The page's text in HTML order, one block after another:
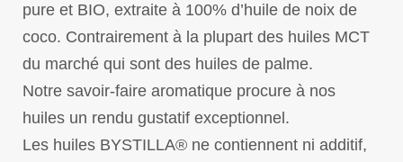
pure et BIO, extraite à 100% d’huile de noix de
coco. Contrairement à la plupart des huiles MCT
du marché qui sont des huiles de palme.
Notre savoir-faire aromatique procure à nos
huiles un rendu gustatif exceptionnel.
Les huiles BYSTILLA® ne contiennent ni additif,